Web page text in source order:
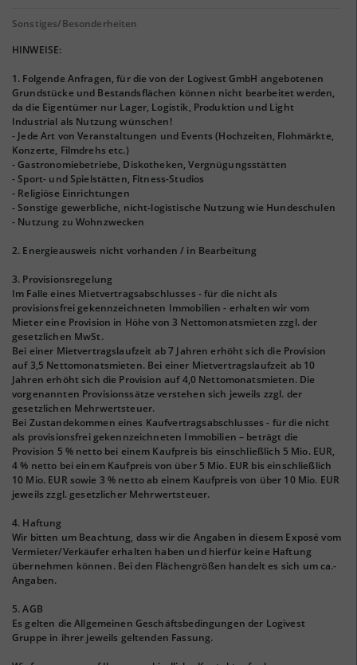
Sonstiges/Besonderheiten
HINWEISE:
1. Folgende Anfragen, für die von der Logivest GmbH angebotenen
Grundstücke und Bestandsflächen können nicht bearbeitet werden,
da die Eigentümer nur Lager, Logistik, Produktion und Light
Industrial als Nutzung wünschen!
- Jede Art von Veranstaltungen und Events (Hochzeiten, Flohmärkte,
Konzerte, Filmdrehs etc.)
- Gastronomiebetriebe, Diskotheken, Vergnügungsstätten
- Sport- und Spielstätten, Fitness-Studios
- Religiöse Einrichtungen
- Sonstige gewerbliche, nicht-logistische Nutzung wie Hundeschulen
- Nutzung zu Wohnzwecken
2. Energieausweis nicht vorhanden / in Bearbeitung
3. Provisionsregelung
Im Falle eines Mietvertragsabschlusses - für die nicht als
provisionsfrei gekennzeichneten Immobilien - erhalten wir vom
Mieter eine Provision in Höhe von 3 Nettomonatsmieten zzgl. der
gesetzlichen MwSt.
Bei einer Mietvertragslaufzeit ab 7 Jahren erhöht sich die Provision
auf 3,5 Nettomonatsmieten. Bei einer Mietvertragslaufzeit ab 10
Jahren erhöht sich die Provision auf 4,0 Nettomonatsmieten. Die
vorgenannten Provisionssätze verstehen sich jeweils zzgl. der
gesetzlichen Mehrwertsteuer.
Bei Zustandekommen eines Kaufvertragsabschlusses - für die nicht
als provisionsfrei gekennzeichneten Immobilien – beträgt die
Provision 5 % netto bei einem Kaufpreis bis einschließlich 5 Mio. EUR,
4 % netto bei einem Kaufpreis von über 5 Mio. EUR bis einschließlich
10 Mio. EUR sowie 3 % netto ab einem Kaufpreis von über 10 Mio. EUR
jeweils zzgl. gesetzlicher Mehrwertsteuer.
4. Haftung
Wir bitten um Beachtung, dass wir die Angaben in diesem Exposé vom
Vermieter/Verkäufer erhalten haben und hierfür keine Haftung
übernehmen können. Bei den Flächengrößen handelt es sich um ca.-
Angaben.
5. AGB
Es gelten die Allgemeinen Geschäftsbedingungen der Logivest
Gruppe in ihrer jeweils geltenden Fassung.